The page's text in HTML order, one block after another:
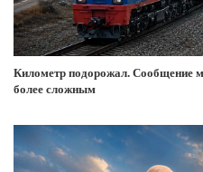
Километр подорожал. Сообщение
более сложным